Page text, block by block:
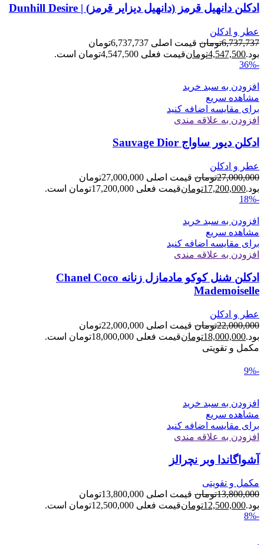
ادکلن دانهیل قرمز (دانهیل دیزایر قرمز) | Dunhill Desire
عطر و ادکلن
6,737,737تومان
قیمت اصلی 6,737,737تومان
بود.4,547,500تومانقیمت فعلی 4,547,500تومان است.
-36%
افزودن به سبد خرید
مشاهده سریع
برای مقایسه اضافه کنید
افزودن به علاقه مندی
ادکلن دیور ساواج Sauvage Dior
عطر و ادکلن
27,000,000تومان
قیمت اصلی 27,000,000تومان
بود.17,200,000تومانقیمت فعلی 17,200,000تومان است.
-18%
افزودن به سبد خرید
مشاهده سریع
برای مقایسه اضافه کنید
افزودن به علاقه مندی
ادکلن شنل کوکو مادمازل زنانه Chanel Coco
Mademoiselle
عطر و ادکلن
22,000,000تومان
قیمت اصلی 22,000,000تومان
بود.18,000,000تومانقیمت فعلی 18,000,000تومان است.
مکمل و تقویتی
-9%
افزودن به سبد خرید
مشاهده سریع
برای مقایسه اضافه کنید
افزودن به علاقه مندی
آشواگاندا وبر نچرالز
مکمل و تقویتی
13,800,000تومان
قیمت اصلی 13,800,000تومان
بود.12,500,000تومانقیمت فعلی 12,500,000تومان است.
-8%